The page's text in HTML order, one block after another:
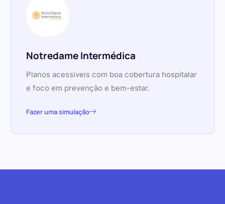
Notredame Intermédica
Planos acessíveis com boa cobertura hospitalar
e foco em prevenção e bem-estar.
Fazer uma simulação